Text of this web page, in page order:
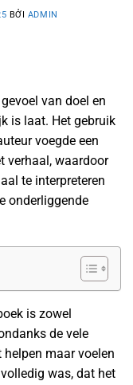
BỞI ADMIN
van doel en
is laat. Het gebruik
voegde een
verhaal, waardoor
te interpreteren
onderliggende
is zowel
de vele
maar voelen
was, dat het